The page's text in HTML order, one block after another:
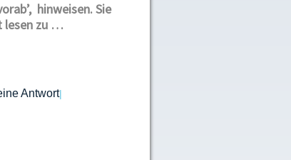
hinweisen. Sie
lesen zu …
Antwort|